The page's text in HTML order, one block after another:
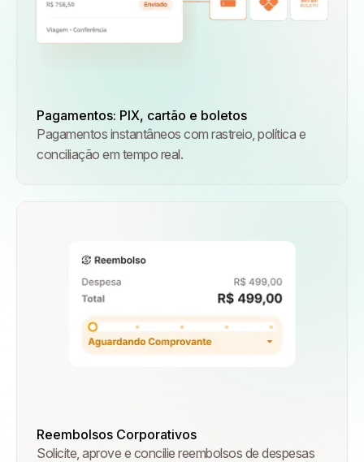
Pagamentos: PIX, cartão e boletos
Pagamentos instantâneos com rastreio, política e
conciliação em tempo real.
Reembolsos Corporativos
Solicite, aprove e concilie reembolsos de despesas